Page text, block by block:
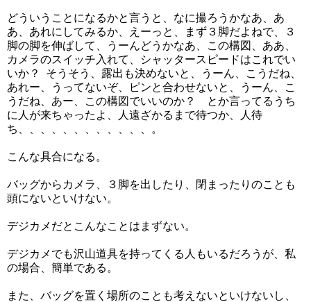
どういうことになるかと言うと、なに撮ろうかなあ、あ
あ、あれにしてみるか、えーっと、まず３脚だよねで、３
脚の脚を伸ばして、うーんどうかなあ、この構図、ああ、
カメラのスイッチ入れて、シャッタースピードはこれでい
いか？ そうそう、露出も決めないと、うーん、こうだね、
あれー、うってないぞ、ピンと合わせないと、うーん、こ
うだね、あー、この構図でいいのか？ とか言ってるうち
に人が来ちゃったよ、人遠ざかるまで待つか、人待
ち、、、、、、、、、、、、。
こんな具合になる。
バッグからカメラ、３脚を出したり、閉まったりのことも
頭にないといけない。
デジカメだとこんなことはまずない。
デジカメでも沢山道具を持ってくる人もいるだろうが、私
の場合、簡単である。
また、バッグを置く場所のことも考えないといけないし、